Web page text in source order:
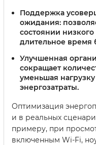
Поддержка
ожидания:
состоянии
длительное время
Улучшенная
сокращает
уменьшая
энергозатраты.
Оптимизация
и в реальных
примеру, при
включенным Wi-Fi,